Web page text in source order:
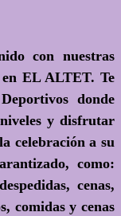
con nuestras
EL ALTET. Te
donde
y disfrutar
celebración a su
como:
cenas,
comidas y cenas